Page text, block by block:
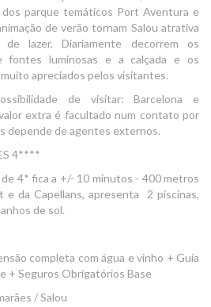
parque temáticos Port Aventura e
de verão tornam Salou atrativa
lazer. Diariamente decorrem os
fontes luminosas e a calçada e os
apreciados pelos visitantes.
de visitar: Barcelona e
extra é facultado num contato por
depende de agentes externos.
4****
4* fica a +/- 10 minutos - 400 metros
e da Capellans, apresenta 2 piscinas,
de sol.
completa com água e vinho + Guia
+ Seguros Obrigatórios Base
/ Salou